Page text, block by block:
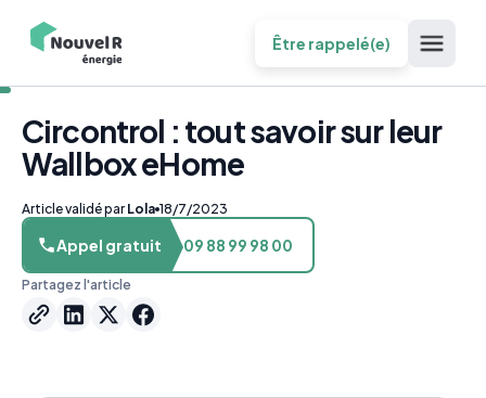
Être rappelé(e)
Circontrol : tout savoir sur leur
Wallbox eHome
Article validé par Lola 18/7/2023
Appel gratuit 09 88 99 98 00
Partagez l'article